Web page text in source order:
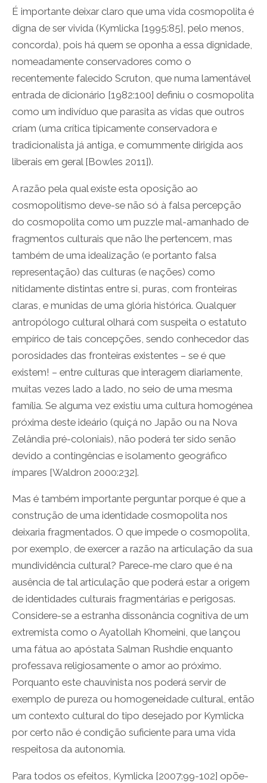
É importante deixar claro que uma vida cosmopolita é
digna de ser vivida (Kymlicka [1995:85], pelo menos,
concorda), pois há quem se oponha a essa dignidade,
nomeadamente conservadores como o
recentemente falecido Scruton, que numa lamentável
entrada de dicionário [1982:100] definiu o cosmopolita
como um indivíduo que parasita as vidas que outros
criam (uma crítica tipicamente conservadora e
tradicionalista já antiga, e comummente dirigida aos
liberais em geral [Bowles 2011]).
A razão pela qual existe esta oposição ao
cosmopolitismo deve-se não só à falsa percepção
do cosmopolita como um puzzle mal-amanhado de
fragmentos culturais que não lhe pertencem, mas
também de uma idealização (e portanto falsa
representação) das culturas (e nações) como
nitidamente distintas entre si, puras, com fronteiras
claras, e munidas de uma glória histórica. Qualquer
antropólogo cultural olhará com suspeita o estatuto
empírico de tais concepções, sendo conhecedor das
porosidades das fronteiras existentes – se é que
existem! – entre culturas que interagem diariamente,
muitas vezes lado a lado, no seio de uma mesma
família. Se alguma vez existiu uma cultura homogénea
próxima deste ideário (quiçá no Japão ou na Nova
Zelândia pré-coloniais), não poderá ter sido senão
devido a contingências e isolamento geográfico
ímpares [Waldron 2000:232].
Mas é também importante perguntar porque é que a
construção de uma identidade cosmopolita nos
deixaria fragmentados. O que impede o cosmopolita,
por exemplo, de exercer a razão na articulação da sua
mundividência cultural? Parece-me claro que é na
ausência de tal articulação que poderá estar a origem
de identidades culturais fragmentárias e perigosas.
Considere-se a estranha dissonância cognitiva de um
extremista como o Ayatollah Khomeini, que lançou
uma fátua ao apóstata Salman Rushdie enquanto
professava religiosamente o amor ao próximo.
Porquanto este chauvinista nos poderá servir de
exemplo de pureza ou homogeneidade cultural, então
um contexto cultural do tipo desejado por Kymlicka
por certo não é condição suficiente para uma vida
respeitosa da autonomia.
Para todos os efeitos, Kymlicka [2007:99-102] opõe-